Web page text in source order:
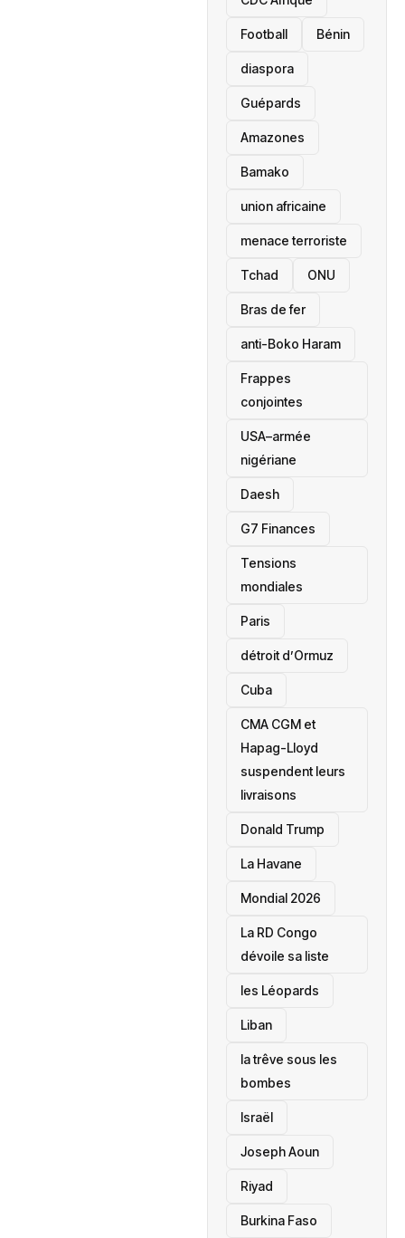
Football Bénin
diaspora
Guépards
Amazones
Bamako
union africaine
menace terroriste
‎Tchad ONU
Bras de fer
anti-Boko Haram
Frappes
conjointes
USA–armée
nigériane
Daesh
‎G7 Finances
Tensions
mondiales
Paris
détroit d’Ormuz
‎Cuba
CMA CGM et
Hapag-Lloyd
suspendent leurs
livraisons
Donald Trump
La Havane
Mondial 2026
La RD Congo
dévoile sa liste
les Léopards
‎Liban
la trêve sous les
bombes
Israël
Joseph Aoun
Riyad
Burkina Faso